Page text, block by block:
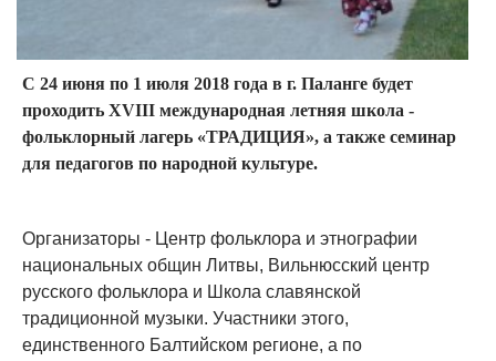
С 24 июня по 1 июля 2018 года в г. Паланге будет
проходить XVIII международная летняя школа -
фольклорный лагерь «ТРАДИЦИЯ», а также семинар
для педагогов по народной культуре.
Организаторы - Центр фольклора и этнографии
национальных общин Литвы, Вильнюсский центр
русского фольклора и Школа славянской
традиционной музыки. Участники этого,
единственного Балтийском регионе, а по